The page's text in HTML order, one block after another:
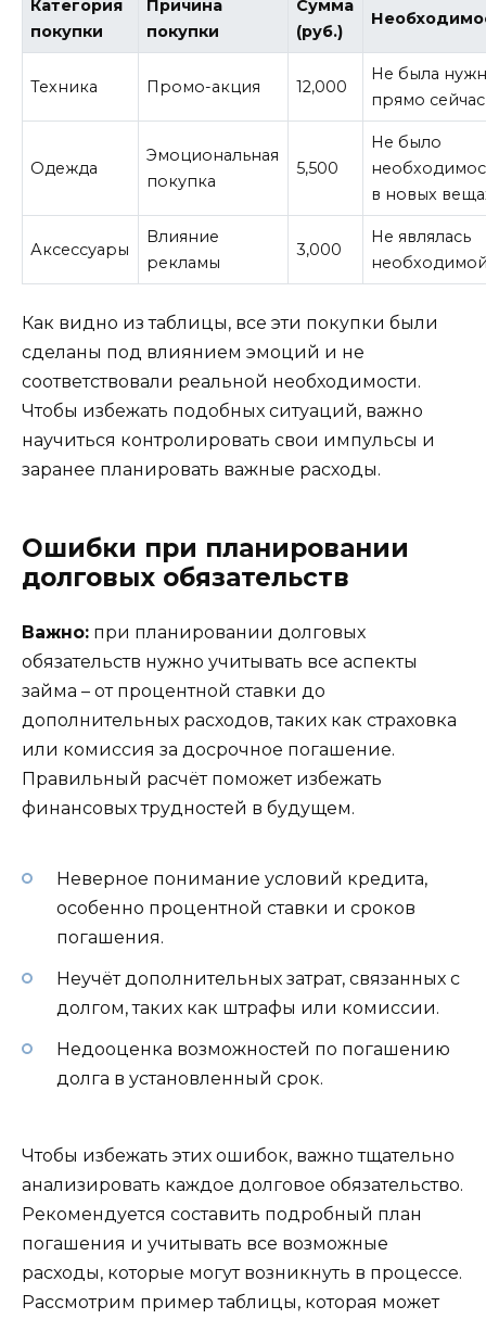
Категория
покупки
Причина
покупки
Сумма
(руб.)
Техника Промо-акция 12,000
Не была
прямо сейчас
Одежда
Эмоциональная
покупка
5,500
Не было
в новых
Аксессуары
Влияние
рекламы
3,000
Не являлась
Как видно из таблицы, все эти покупки были
сделаны под влиянием эмоций и не
соответствовали реальной необходимости.
Чтобы избежать подобных ситуаций, важно
научиться контролировать свои импульсы и
заранее планировать важные расходы.
Ошибки при планировании
долговых обязательств
Важно: при планировании долговых
обязательств нужно учитывать все аспекты
займа – от процентной ставки до
дополнительных расходов, таких как страховка
или комиссия за досрочное погашение.
Правильный расчёт поможет избежать
финансовых трудностей в будущем.
Неверное понимание условий кредита,
особенно процентной ставки и сроков
погашения.
Неучёт дополнительных затрат, связанных с
долгом, таких как штрафы или комиссии.
Недооценка возможностей по погашению
долга в установленный срок.
Чтобы избежать этих ошибок, важно тщательно
анализировать каждое долговое обязательство.
Рекомендуется составить подробный план
погашения и учитывать все возможные
расходы, которые могут возникнуть в процессе.
Рассмотрим пример таблицы, которая может